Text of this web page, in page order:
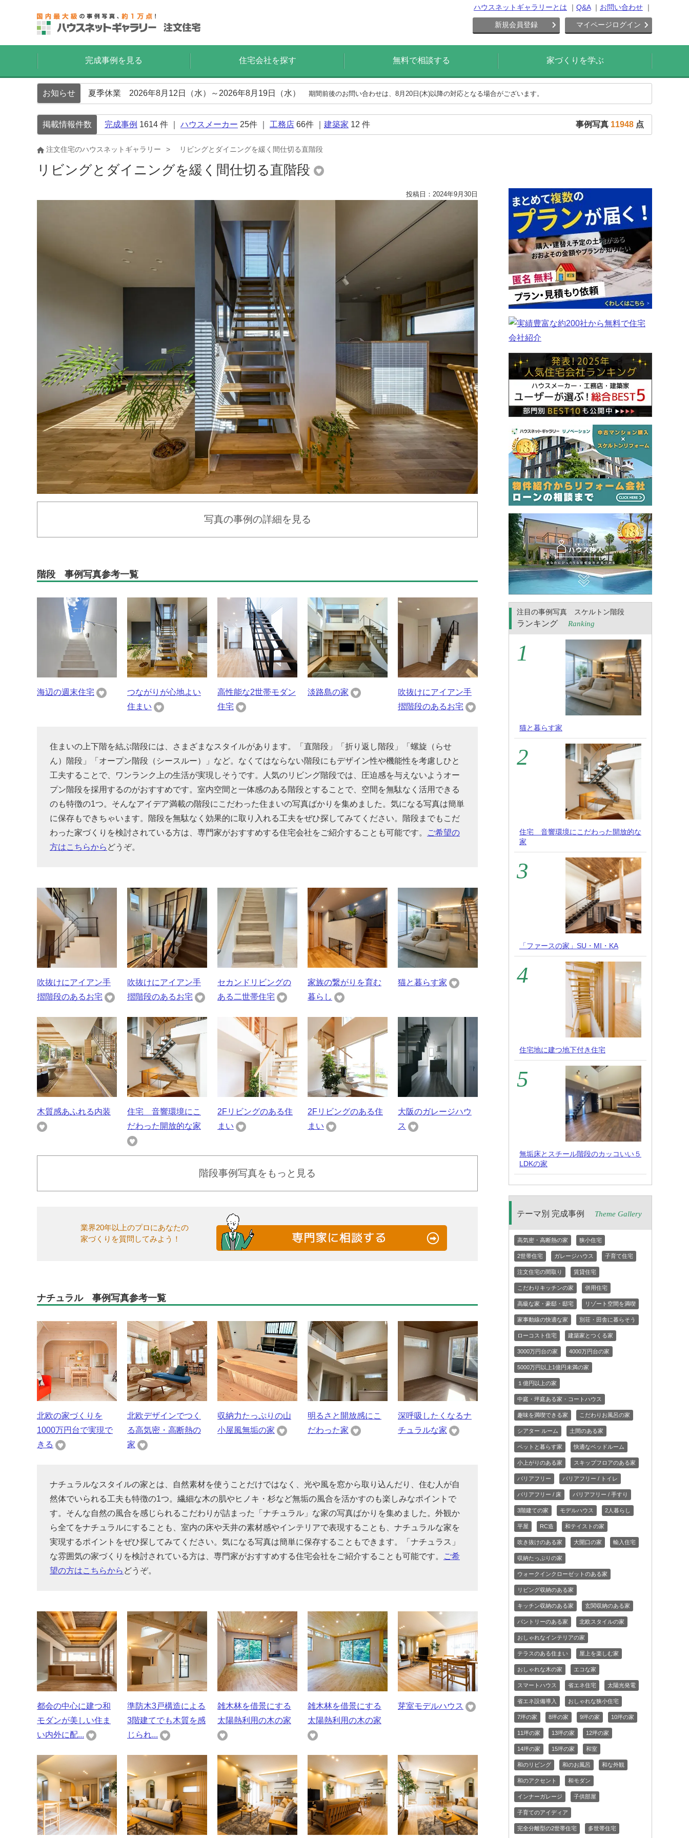
ハウスネットギャラリーとは Q&A お問い合わせ
新規会員登録 マイページログイン
完成事例を見る 住宅会社を探す 無料で相談する 家づくりを学ぶ
お知らせ 夏季休業 2026年8月12日（水）～2026年8月19日（水） 期間前後のお問い合わせは、8月20日(木)以降の対応となる場合がございます。
掲載情報件数 完成事例 1614 件 ｜ ハウスメーカー 25件 ｜ 工務店 66件 ｜ 建築家 12 件 事例写真 11948 点
注文住宅のハウスネットギャラリー リビングとダイニングを緩く間仕切る直階段
リビングとダイニングを緩く間仕切る直階段
投稿日：2024年9月30日
写真の事例の詳細を見る
階段 事例写真参考一覧
海辺の週末住宅
つながりが心地よい
住まい
高性能な2世帯モダン
住宅
淡路島の家
吹抜けにアイアン手
摺階段のあるお宅
住まいの上下階を結ぶ階段には、さまざまなスタイルがあります。「直階段」「折り返し階段」「螺旋（らせ
ん）階段」「オープン階段（シースルー）」など。なくてはならない階段にもデザイン性や機能性を考慮しひと
工夫することで、ワンランク上の生活が実現しそうです。人気のリビング階段では、圧迫感を与えないようオー
プン階段を採用するのがおすすめです。室内空間と一体感のある階段とすることで、空間を無駄なく活用できる
のも特徴の1つ。そんなアイデア満載の階段にこだわった住まいの写真ばかりを集めました。気になる写真は簡単
に保存もできちゃいます。階段を無駄なく効果的に取り入れる工夫をぜひ探してみてください。階段までもこだ
わった家づくりを検討されている方は、専門家がおすすめする住宅会社をご紹介することも可能です。
ご希望の
方はこちらから どうぞ。
吹抜けにアイアン手
摺階段のあるお宅
吹抜けにアイアン手
摺階段のあるお宅
セカンドリビングの
ある二世帯住宅
家族の繋がりを育む
暮らし
猫と暮らす家
木質感あふれる内装
住宅 音響環境にこ
だわった開放的な家
2Fリビングのある住
まい
2Fリビングのある住
まい
大阪のガレージハウ
ス
階段事例写真をもっと見る
業界20年以上のプロにあなたの
家づくりを質問してみよう！
ナチュラル 事例写真参考一覧
北欧の家づくりを
1000万円台で実現で
きる
北欧デザインでつく
る高気密・高断熱の
家
収納力たっぷりの山
小屋風無垢の家
明るさと開放感にこ
だわった家
深呼吸したくなるナ
チュラルな家
ナチュラルなスタイルの家とは、自然素材を使うことだけではなく、光や風を窓から取り込んだり、住む人が自
然体でいられる工夫も特徴の1つ。繊細な木の肌やヒノキ・杉など無垢の風合を活かすのも楽しみなポイントで
す。そんな自然の風合を感じられるこだわりが詰まった「ナチュラル」な家の写真ばかりを集めました。外観か
ら全てをナチュラルにすることも、室内の床や天井の素材感やインテリアで表現することも、ナチュラルな家を
実現するポイントをぜひ探してみてください。気になる写真は簡単に保存することもできます。「ナチュラス」
な雰囲気の家づくりを検討されている方は、専門家がおすすめする住宅会社をご紹介することも可能です。
ご希
望の方はこちらから どうぞ。
都会の中心に建つ和
モダンが美しい住ま
い内外に配...
準防木3戸構造による
3階建てでも木質を感
じられ...
雑木林を借景にする
太陽熱利用の木の家
雑木林を借景にする
太陽熱利用の木の家
芽室モデルハウス
注目の事例写真 スケルトン階段
ランキング Ranking
猫と暮らす家
住宅 音響環境にこだわった開放的な
家
「ファースの家」SU・MI・KA
住宅地に建つ地下付き住宅
無垢床とスチール階段のカッコいい５
LDKの家
テーマ別 完成事例 Theme Gallery
高気密・高断熱の家 狭小住宅
2世帯住宅 ガレージハウス 子育て住宅
注文住宅の間取り 賃貸住宅
こだわりキッチンの家 併用住宅
高級な家・豪邸・邸宅 リゾート空間を満喫
家事動線の快適な家 別荘・田舎に暮らそう
ローコスト住宅 建築家とつくる家
3000万円台の家 4000万円台の家
5000万円以上1億円未満の家
１億円以上の家
中庭・坪庭ある家・コートハウス
趣味を満喫できる家 こだわりお風呂の家
シアター ルーム 土間のある家
ペットと暮らす家 快適なベッドルーム
小上がりのある家 スキップフロアのある家
バリアフリー バリアフリー / トイレ
バリアフリー / 床 バリアフリー / 手すり
3階建ての家 モデルハウス 2人暮らし
平屋 RC造 和テイストの家
吹き抜けのある家 大開口の家 輸入住宅
収納たっぷりの家
ウォークインクローゼットのある家
リビング収納のある家
キッチン収納のある家 玄関収納のある家
パントリーのある家 北欧スタイルの家
おしゃれなインテリアの家
テラスのある住まい 屋上を楽しむ家
おしゃれな木の家 エコな家
スマートハウス 省エネ住宅 太陽光発電
省エネ設備導入 おしゃれな狭小住宅
7坪の家 8坪の家 9坪の家 10坪の家
11坪の家 13坪の家 12坪の家
14坪の家 15坪の家 和室
和のリビング 和のお風呂 和な外観
和のアクセント 和モダン
インナーガレージ 子供部屋
子育てのアイディア
完全分離型の2世帯住宅 多世帯住宅